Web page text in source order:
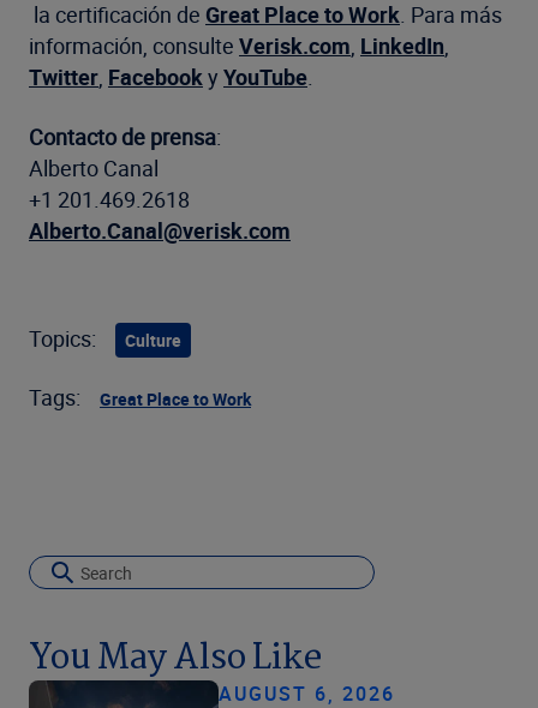
la certificación de Great Place to Work. Para más
información, consulte Verisk.com, LinkedIn,
Twitter, Facebooky YouTube.
Contacto de prensa:
Alberto Canal
+1 201.469.2618
Alberto.Canal@verisk.com
Topics: Culture
Tags: Great Place to Work
You May Also Like
AUGUST 6, 2026